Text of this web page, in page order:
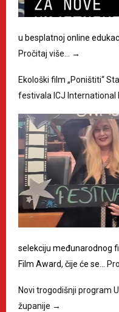
u besplatnoj online
Pročitaj više…
→
Ekološki film „Poništiti“
festivala ICJ International
selekciju međunarodnog
Film Award, čije će se…
Novi trogodišnji program
županije →